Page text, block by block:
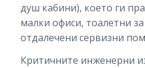
душ кабини), което ги
малки офиси, тоалетни
отдалечени сервизни
Критичните инженерни